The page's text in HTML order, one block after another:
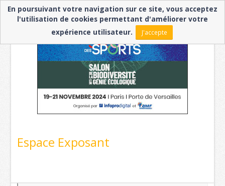
Espace Exposant
En poursuivant votre navigation sur ce site, vous acceptez
l'utilisation de cookies permettant d'améliorer votre
expérience utilisateur.
J'accepte